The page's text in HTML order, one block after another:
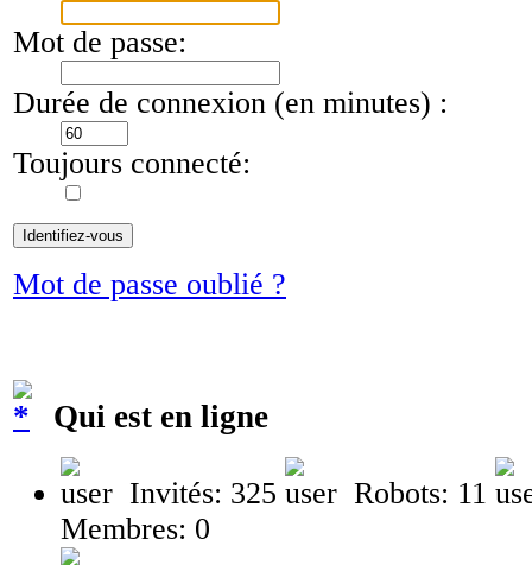
Mot de passe:
Durée de connexion (en minutes) :
Toujours connecté:
Mot de passe oublié ?
Qui est en ligne
Invités: 325
Robots: 11
Membres: 0